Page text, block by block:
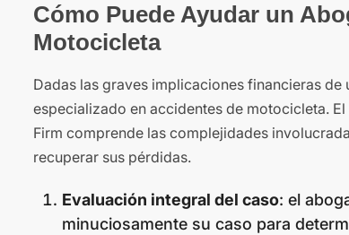
Cómo Puede Ayudar un
Motocicleta
Dadas las graves implicaciones financieras
especializado en accidentes de motocicleta.
Firm comprende las complejidades
recuperar sus pérdidas.
Evaluación integral del caso: el
minuciosamente su caso para